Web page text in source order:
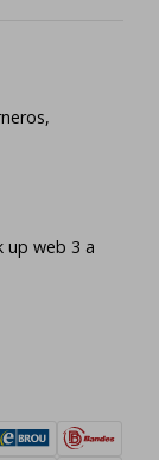
up web 3 a